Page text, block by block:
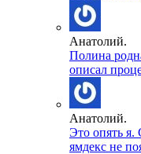
Анатолий.
Полина
описал
Анатолий.
Это опять я.
ямдекс не